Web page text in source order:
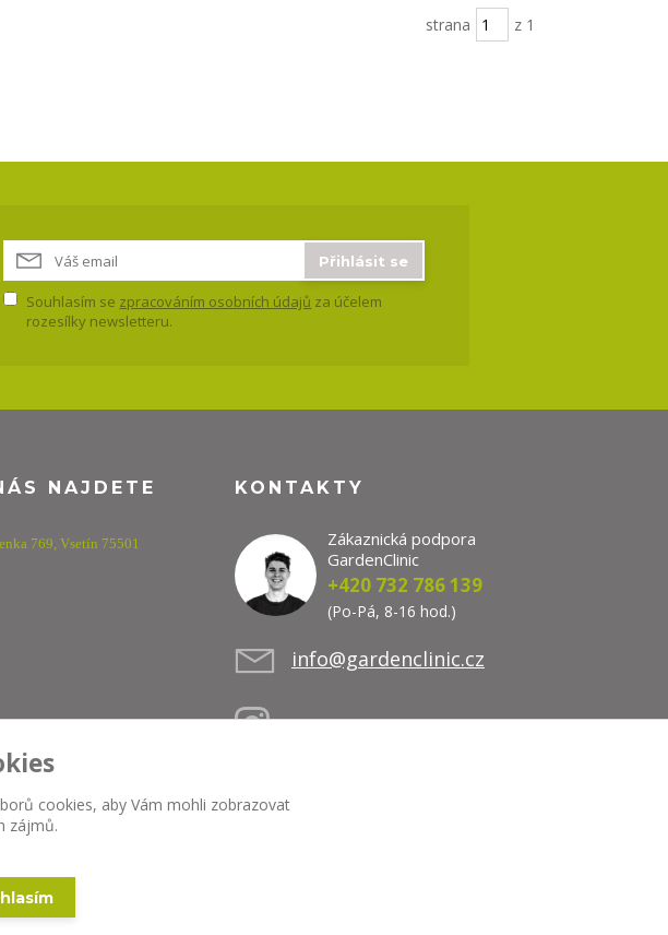
strana z 1
Přihlásit se
Souhlasím se zpracováním osobních údajů za účelem
rozesílky newsletteru.
NAJDETE
769, Vsetín 75501
KONTAKTY
Zákaznická podpora
GardenClinic
+420 732 786 139
(Po-Pá, 8-16 hod.)
info@gardenclinic.cz
cookies, aby Vám mohli zobrazovat
zájmů.